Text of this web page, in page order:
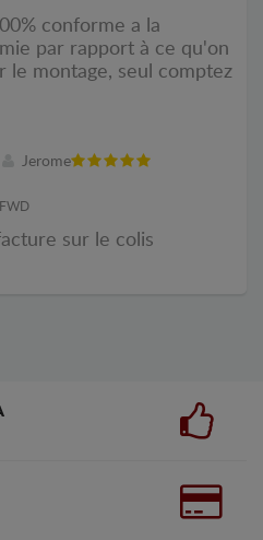
conforme a la
par rapport à ce qu'on
le montage, seul comptez
Jerome
sur le colis